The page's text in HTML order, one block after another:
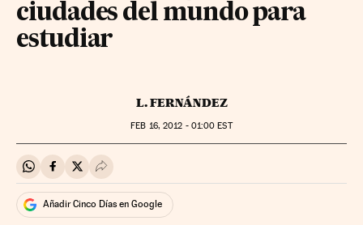
ciudades del mundo para
estudiar
L. FERNÁNDEZ
FEB 16, 2012 - 01:00 EST
Compartir en Whatsapp
Compartir en Facebook
Compartir en Twitter
Desplegar Redes Sociales
Añadir Cinco Días en Google